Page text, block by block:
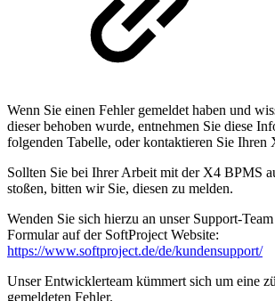
Wenn Sie einen Fehler gemeldet haben und
dieser behoben wurde, entnehmen Sie diese
folgenden Tabelle, oder kontaktieren Sie Ihren
Sollten Sie bei Ihrer Arbeit mit der X4 BPMS
stoßen, bitten wir Sie, diesen zu melden.
Wenden Sie sich hierzu an unser Support-
Formular auf der SoftProject Website:
https://www.softproject.de/de/kundensupport/
Unser Entwicklerteam kümmert sich um eine
gemeldeten Fehler.